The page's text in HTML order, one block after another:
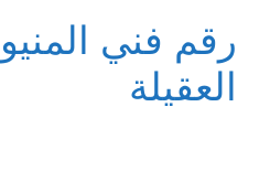
رقم فني
العقيلة